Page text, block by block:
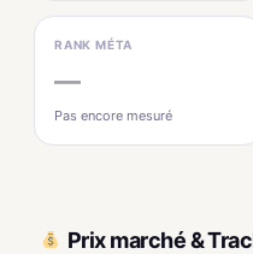
RANK MÉTA
—
Pas encore mesuré
Prix marché &